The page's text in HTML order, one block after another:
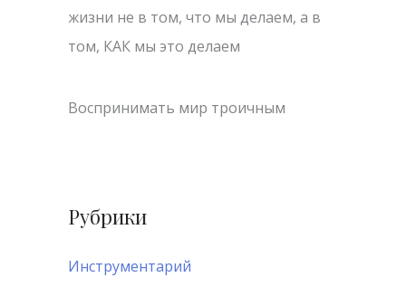
жизни не в том, что мы делаем, а в
том, КАК мы это делаем
Воспринимать мир троичным
Рубрики
Инструментарий